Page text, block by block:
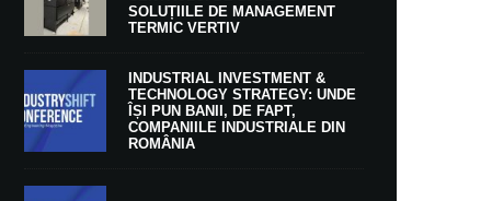
SOLUȚIILE DE MANAGEMENT
TERMIC VERTIV
INDUSTRIAL INVESTMENT &
TECHNOLOGY STRATEGY: UNDE
ÎȘI PUN BANII, DE FAPT,
COMPANIILE INDUSTRIALE DIN
ROMÂNIA